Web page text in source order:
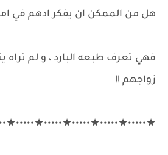
هل من الممكن ان يفكر ادهم في
فهي تعرف طبعه البارد ، و لم تراه
زواجهم !!